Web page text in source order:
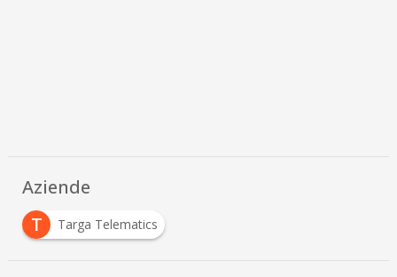
Aziende
T
Targa Telematics